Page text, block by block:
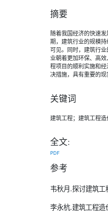
摘要
随着我国经济的快速
期，建筑行业的规模
可见。同时，建筑行
业朝着更加环保、高
程项目的顺利实施和
决措施，具有重要的现
关键词
建筑工程；建筑工程
全文:
PDF
参考
韦秋月.探讨建筑
李永杭.建筑工程